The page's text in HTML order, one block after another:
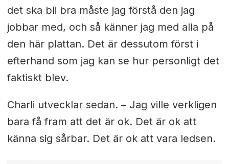
det ska bli bra måste jag förstå den jag
jobbar med, och så känner jag med alla på
den här plattan. Det är dessutom först i
efterhand som jag kan se hur personligt det
faktiskt blev.
Charli utvecklar sedan. – Jag ville verkligen
bara få fram att det är ok. Det är ok att
känna sig sårbar. Det är ok att vara ledsen.